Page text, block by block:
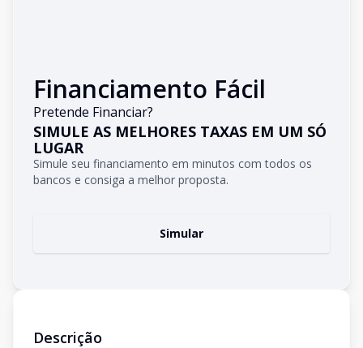
Financiamento Fácil
Pretende Financiar?
SIMULE AS MELHORES TAXAS EM UM SÓ
LUGAR
Simule seu financiamento em minutos com todos os
bancos e consiga a melhor proposta.
Simular
Descrição